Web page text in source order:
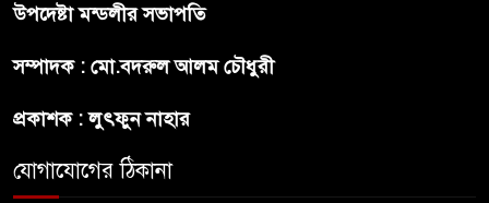
ট্রাম্পের ৪০ কোটি ডলারের ‘বলরুম
উপদেষ্টা মন্ডলীর সভাপতি
সম্পাদক : মো.বদরুল আলম চৌধুরী
প্রকাশক : লুৎফুন নাহার
যোগাযোগের ঠিকানা